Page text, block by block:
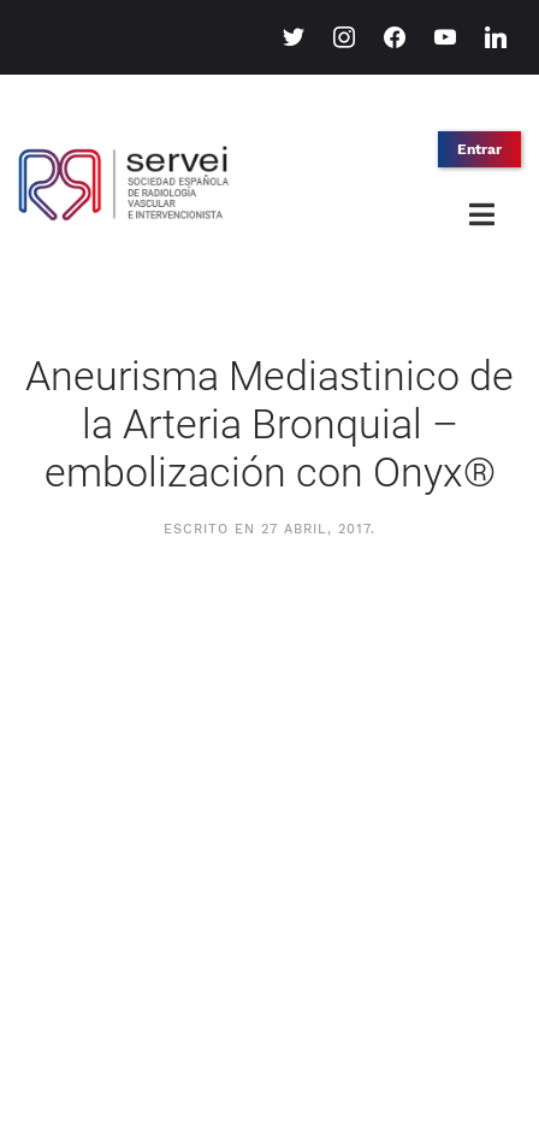
twitter instagramfacebook youtube linkedin
Entrar
Aneurisma Mediastinico de
la Arteria Bronquial –
embolización con Onyx®
ESCRITO EN 27 ABRIL, 2017.